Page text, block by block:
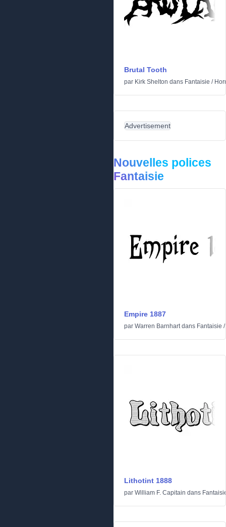
Brutal Tooth
par Kirk Shelton dans Fantaisie /
Advertisement
Nouvelles polices
Fantaisie
Empire 1887
par Warren Barnhartdans Fantaisie /
Lithotint 1888
par William F. Capitain dans